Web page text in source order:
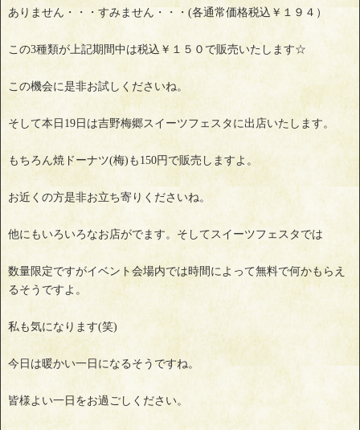
ありません・・・すみません・・・(各通常価格税込￥１９４）
この3種類が上記期間中は税込￥１５０で販売いたします☆
この機会に是非お試しくださいね。
そして本日19日は吉野梅郷スイーツフェスタに出店いたします。
もちろん焼ドーナツ(梅)も150円で販売しますよ。
お近くの方是非お立ち寄りくださいね。
他にもいろいろなお店がでます。そしてスイーツフェスタでは
数量限定ですがイベント会場内では時間によって無料で何かもらえ
るそうですよ。
私も気になります(笑)
今日は暖かい一日になるそうですね。
皆様よい一日をお過ごしください。